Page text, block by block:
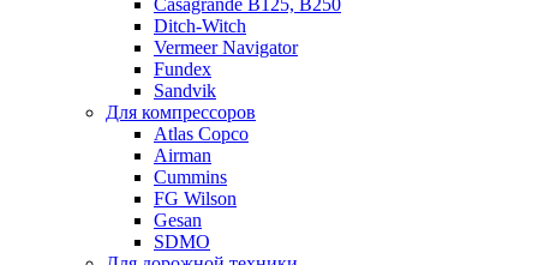
Ditch-Witch
Vermeer Navigator
Fundex
Sandvik
Для компрессоров
Atlas Copco
Airman
Cummins
FG Wilson
Gesan
SDMO